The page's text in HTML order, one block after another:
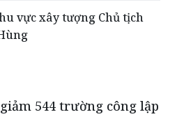
vực xây tượng Chủ tịch
544 trường công lập